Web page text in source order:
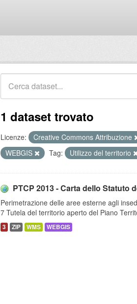
1 dataset trovato
Licenze: Creative Commons Attribuzione
WEBGIS
Tag: Utilizzo del territorio
PTCP 2013 - Carta dello Statuto
Perimetrazione delle aree esterne agli
7 Tutela del territorio aperto del Piano
3 ZIP WMS WEBGIS